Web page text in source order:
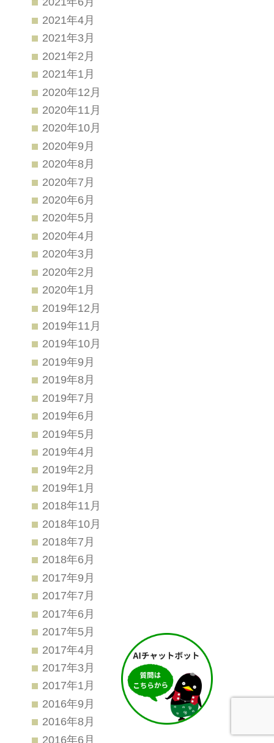
2021年4月
2021年3月
2021年2月
2021年1月
2020年12月
2020年11月
2020年10月
2020年9月
2020年8月
2020年7月
2020年6月
2020年5月
2020年4月
2020年3月
2020年2月
2020年1月
2019年12月
2019年11月
2019年10月
2019年9月
2019年8月
2019年7月
2019年6月
2019年5月
2019年4月
2019年2月
2019年1月
2018年11月
2018年10月
2018年7月
2018年6月
2017年9月
2017年7月
2017年6月
2017年5月
2017年4月
2017年3月
2017年1月
2016年9月
2016年8月
2016年6月